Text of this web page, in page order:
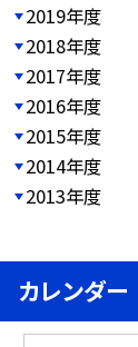
2019年度
2018年度
2017年度
2016年度
2015年度
2014年度
2013年度
カレンダー